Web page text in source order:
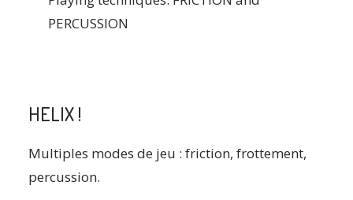
PERCUSSION
HELIX !
Multiples modes de jeu : friction, frottement,
percussion.